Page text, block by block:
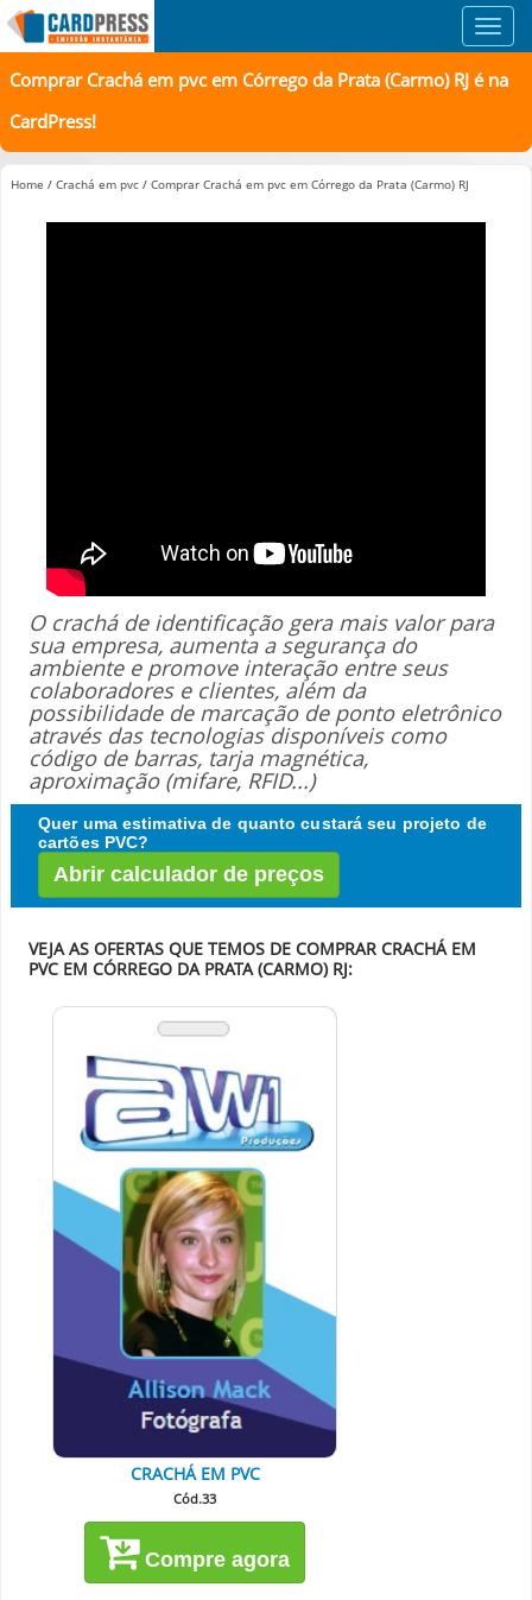
Comprar Crachá em pvc em Córrego da Prata (Carmo) RJ é na
CardPress!
Home / Crachá em pvc / Comprar Crachá em pvc em Córrego da Prata (Carmo) RJ
O crachá de identificação gera mais valor para
sua empresa, aumenta a segurança do
ambiente e promove interação entre seus
colaboradores e clientes, além da
possibilidade de marcação de ponto eletrônico
através das tecnologias disponíveis como
código de barras, tarja magnética,
aproximação (mifare, RFID...)
Quer uma estimativa de quanto custará seu projeto de
cartões PVC?
Abrir calculador de preços
VEJA AS OFERTAS QUE TEMOS DE COMPRAR CRACHÁ EM
PVC EM CÓRREGO DA PRATA (CARMO) RJ:
CRACHÁ EM PVC
Cód.33
Compre agora